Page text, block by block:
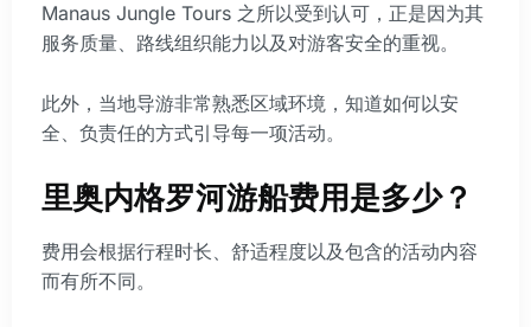
Manaus Jungle Tours 之所以受到认可，正是因为其
服务质量、路线组织能力以及对游客安全的重视。
此外，当地导游非常熟悉区域环境，知道如何以安
全、负责任的方式引导每一项活动。
里奥内格罗河游船费用是多少？
费用会根据行程时长、舒适程度以及包含的活动内容
而有所不同。